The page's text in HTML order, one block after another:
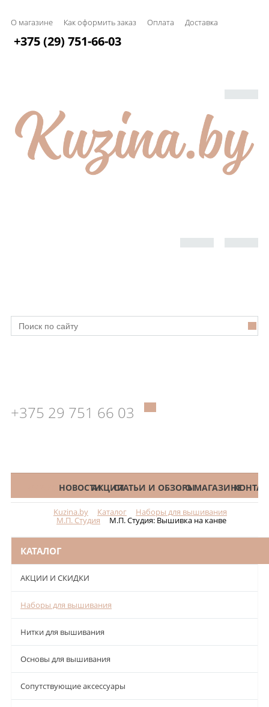
О магазине Как оформить заказ Оплата Доставка
+375 (29) 751-66-03
+375 29 751 66 03
КАТАЛОГНОВОСТИАКЦИИСТАТЬИ И ОБЗОРЫО МАГАЗИНЕ
Kuzina.by Каталог Наборы для вышивания
М.П. Студия М.П. Студия: Вышивка на канве
КАТАЛОГ
АКЦИИ И СКИДКИ
Наборы для вышивания
Нитки для вышивания
Основы для вышивания
Сопутствующие аксессуары